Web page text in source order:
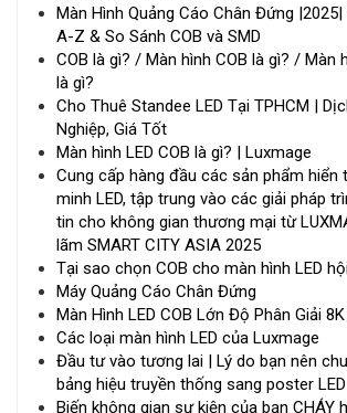
Màn Hình Quảng Cáo Chân Đứng |2025|
A-Z & So Sánh COB và SMD
COB là gì? / Màn hình COB là gì? / Màn
là gì?
Cho Thuê Standee LED Tại TPHCM |
Nghiệp, Giá Tốt
Màn hình LED COB là gì? | Luxmage
Cung cấp hàng đầu các sản phẩm hiển
minh LED, tập trung vào các giải pháp
tin cho không gian thương mại từ
lãm SMART CITY ASIA 2025
Tại sao chọn COB cho màn hình LED
Máy Quảng Cáo Chân Đứng
Màn Hình LED COB Lớn Độ Phân Giải
Các loại màn hình LED của Luxmage
Đầu tư vào tương lai | Lý do bạn nên
bảng hiệu truyền thống sang poster LED
Biến không gian sự kiện của bạn CHÁY